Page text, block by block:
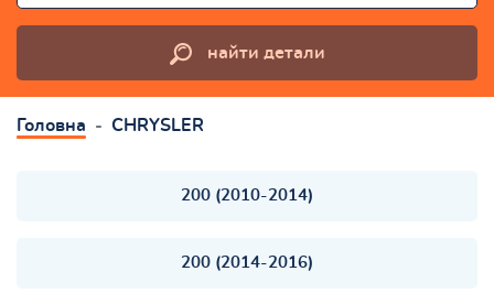
найти детали
Головна CHRYSLER
200 (2010-2014)
200 (2014-2016)